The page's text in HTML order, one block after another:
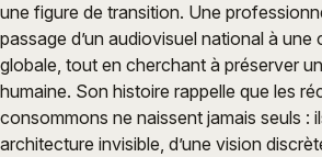
une figure de transition. Une
passage d’un audiovisuel national à une
globale, tout en cherchant à préserver
humaine. Son histoire rappelle que les
consommons ne naissent jamais seuls :
architecture invisible, d’une vision